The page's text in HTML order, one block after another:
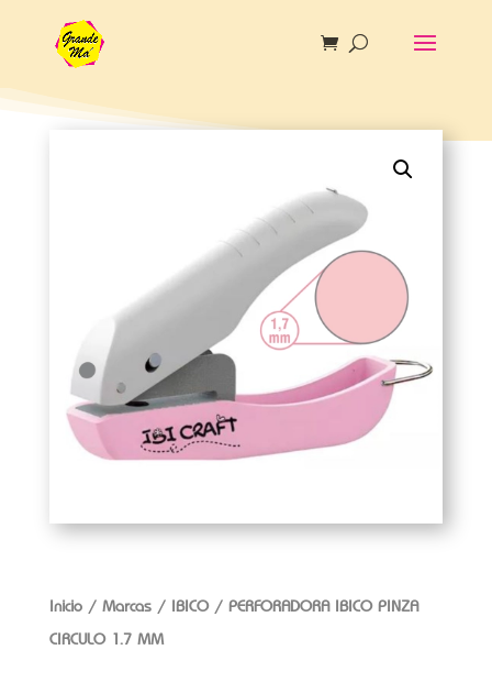
Inicio/ Marcas/ IBICO/ PERFORADORA IBICO PINZA
CIRCULO 1.7 MM